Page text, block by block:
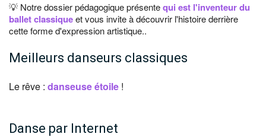
💡 Notre dossier pédagogique présentequi est l'inventeur du
ballet classiqueet vous invite à découvrir l'histoire derrière
cette forme d'expression artistique..
Meilleurs danseurs classiques
Le rêve : danseuse étoile !
Danse par Internet